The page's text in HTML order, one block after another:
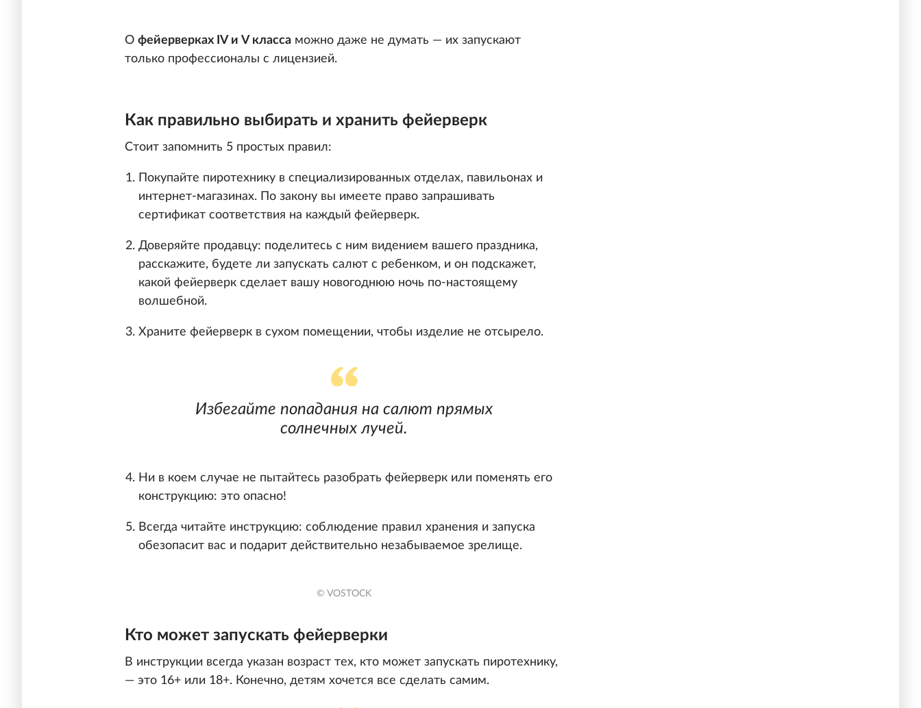
О фейерверках IV и V класса можно даже не думать — их запускают
только профессионалы с лицензией.
Как правильно выбирать и хранить фейерверк
Стоит запомнить 5 простых правил:
Покупайте пиротехнику в специализированных отделах, павильонах и
интернет-магазинах. По закону вы имеете право запрашивать
сертификат соответствия на каждый фейерверк.
Доверяйте продавцу: поделитесь с ним видением вашего праздника,
расскажите, будете ли запускать салют с ребенком, и он подскажет,
какой фейерверк сделает вашу новогоднюю ночь по-настоящему
волшебной.
Храните фейерверк в сухом помещении, чтобы изделие не отсырело.
Избегайте попадания на салют прямых
солнечных лучей.
Ни в коем случае не пытайтесь разобрать фейерверк или поменять его
конструкцию: это опасно!
Всегда читайте инструкцию: соблюдение правил хранения и запуска
обезопасит вас и подарит действительно незабываемое зрелище.
© VOSTOCK
Кто может запускать фейерверки
В инструкции всегда указан возраст тех, кто может запускать пиротехнику,
— это 16+ или 18+. Конечно, детям хочется все сделать самим.